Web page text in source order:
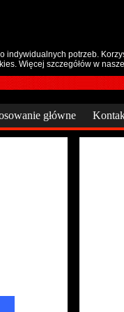
główne
potrzeb.
Więcej szczegółów w